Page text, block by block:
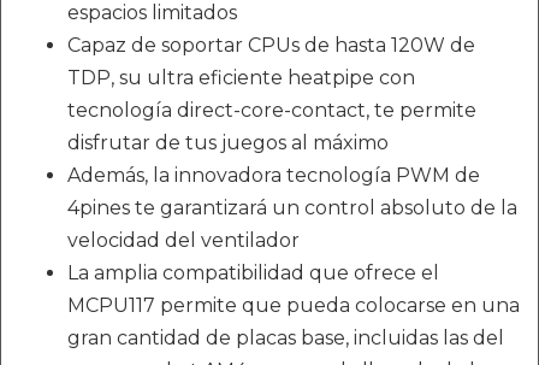
espacios limitados
Capaz de soportar CPUs de hasta 120W de
TDP, su ultra eficiente heatpipe con
tecnología direct-core-contact, te permite
disfrutar de tus juegos al máximo
Además, la innovadora tecnología PWM de
4pines te garantizará un control absoluto de la
velocidad del ventilador
La amplia compatibilidad que ofrece el
MCPU117 permite que pueda colocarse en una
gran cantidad de placas base, incluidas las del